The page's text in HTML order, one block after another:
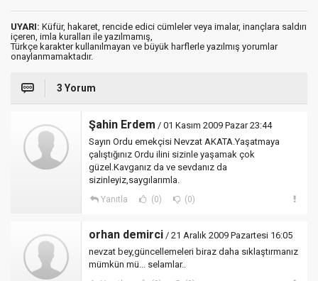
UYARI: Küfür, hakaret, rencide edici cümleler veya imalar, inançlara saldırı
içeren, imla kuralları ile yazılmamış,
Türkçe karakter kullanılmayan ve büyük harflerle yazılmış yorumlar
onaylanmamaktadır.
3 Yorum
Şahin Erdem / 01 Kasım 2009 Pazar 23:44
Sayın Ordu emekçisi Nevzat AKATA.Yaşatmaya
çalıştığınız Ordu ilini sizinle yaşamak çok
güzel.Kavganız da ve sevdanız da
sizinleyiz,saygılarımla.
Yanıtla (0) (0)
orhan demirci / 21 Aralık 2009 Pazartesi 16:05
nevzat bey,güncellemeleri biraz daha sıklaştırmanız
mümkün mü... selamlar..